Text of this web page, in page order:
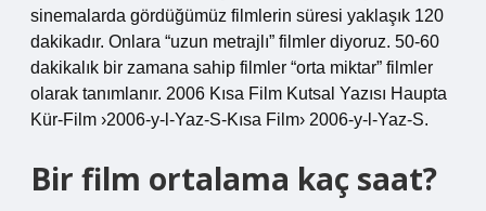
sinemalarda gördüğümüz filmlerin süresi yaklaşık 120
dakikadır. Onlara “uzun metrajlı” filmler diyoruz. 50-60
dakikalık bir zamana sahip filmler “orta miktar” filmler
olarak tanımlanır. 2006 Kısa Film Kutsal Yazısı Haupta
Kür-Film ›2006-y-l-Yaz-S-Kısa Film› 2006-y-l-Yaz-S.
Bir film ortalama kaç saat?